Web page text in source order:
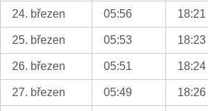
24. březen 05:56 18:21
25. březen 05:53 18:23
26. březen 05:51 18:24
27. březen 05:49 18:26